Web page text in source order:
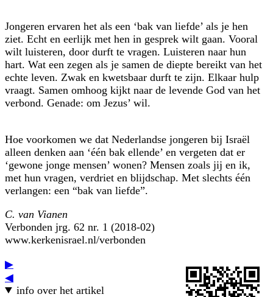
Jongeren ervaren het als een ‘bak van liefde’ als je hen
ziet. Echt en eerlijk met hen in gesprek wilt gaan. Vooral
wilt luisteren, door durft te vragen. Luisteren naar hun
hart. Wat een zegen als je samen de diepte bereikt van het
echte leven. Zwak en kwetsbaar durft te zijn. Elkaar hulp
vraagt. Samen omhoog kijkt naar de levende God van het
verbond. Genade: om Jezus’ wil.
Hoe voorkomen we dat Nederlandse jongeren bij Israël
alleen denken aan ‘één bak ellende’ en vergeten dat er
‘gewone jonge mensen’ wonen? Mensen zoals jij en ik,
met hun vragen, verdriet en blijdschap. Met slechts één
verlangen: een “bak van liefde”.
C. van Vianen
Verbonden jrg. 62 nr. 1 (2018-02)
www.kerkenisrael.nl/verbonden
▶
◀
info over het artikel